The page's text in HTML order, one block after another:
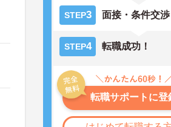
STEP3 面接・条件交渉
STEP4 転職成功！
転職サポートに登